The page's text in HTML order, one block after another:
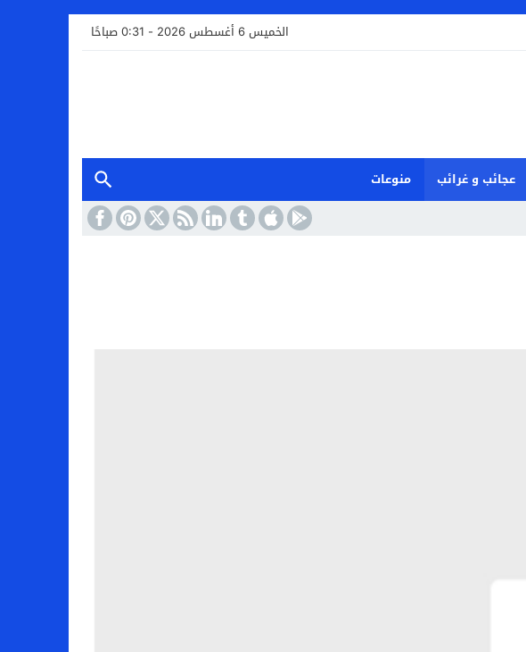
الخميس 6 أغسطس 2026 - 0:31 صباحًا
عجائب و غرائب
منوعات